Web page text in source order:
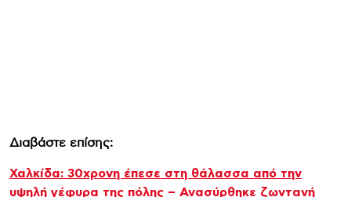
Διαβάστε επίσης:
Χαλκίδα: 30χρονη έπεσε στη θάλασσα από την
υψηλή γέφυρα της πόλης – Ανασύρθηκε ζωντανή